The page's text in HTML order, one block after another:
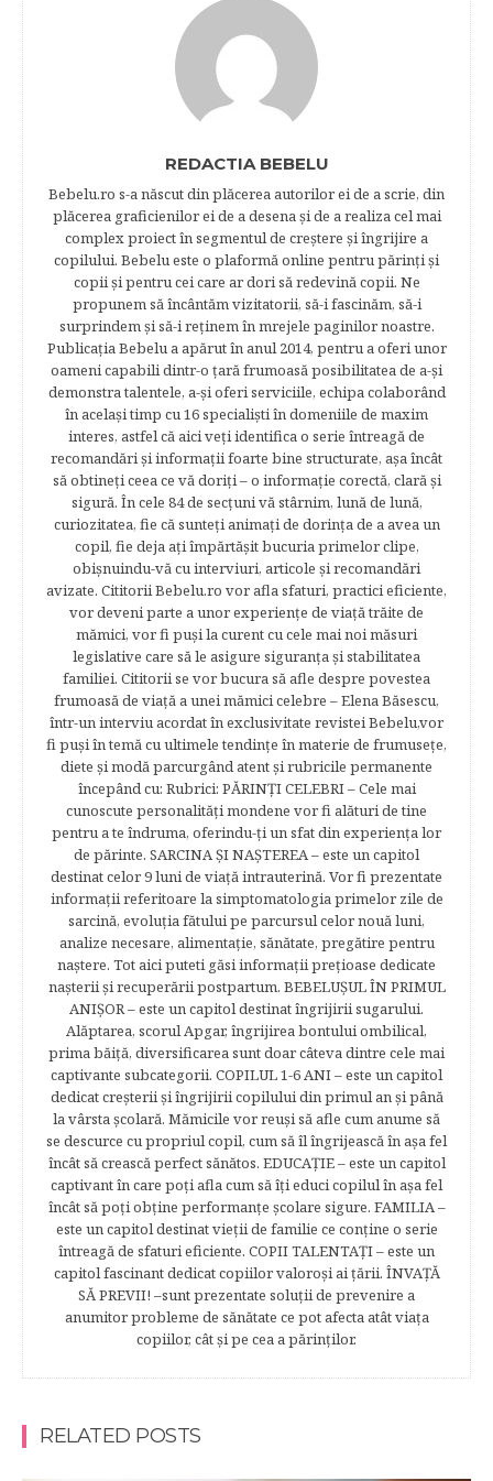
REDACTIA BEBELU
Bebelu.ro s-a născut din plăcerea autorilor ei de a scrie, din
plăcerea graficienilor ei de a desena şi de a realiza cel mai
complex proiect în segmentul de creştere şi îngrijire a
copilului. Bebelu este o plaformă online pentru părinţi şi
copii şi pentru cei care ar dori să redevină copii. Ne
propunem să încântăm vizitatorii, să-i fascinăm, să-i
surprindem şi să-i reţinem în mrejele paginilor noastre.​
Publicația Bebelu a apărut în anul 2014, pentru a oferi unor
oameni capabili dintr-o ţară frumoasă posibilitatea de a-şi
demonstra talentele, a-şi oferi serviciile, echipa colaborând
în acelaşi timp cu 16 specialişti în domeniile de maxim
interes, astfel că aici veţi identifica o serie întreagă de
recomandări şi informaţii foarte bine structurate, aşa încât
să obtineţi ceea ce vă doriţi – o informaţie corectă, clară şi
sigură. În cele 84 de secțuni vă stârnim, lună de lună,
curiozitatea, fie că sunteţi animaţi de dorinţa de a avea un
copil, fie deja aţi împărtăşit bucuria primelor clipe,
obişnuindu-vă cu interviuri, articole şi recomandări
avizate. Cititorii Bebelu.ro vor afla sfaturi, practici eficiente,
vor deveni parte a unor experienţe de viaţă trăite de
mămici, vor fi puşi la curent cu cele mai noi măsuri
legislative care să le asigure siguranţa şi stabilitatea
familiei. Cititorii se vor bucura să afle despre povestea
frumoasă de viață a unei mămici celebre – Elena Băsescu,
într-un interviu acordat în exclusivitate revistei Bebelu,vor
fi puşi în temă cu ultimele tendinţe în materie de frumuseţe,
diete şi modă parcurgând atent şi rubricile permanente
începând cu: Rubrici: PĂRINŢI CELEBRI – Cele mai
cunoscute personalităţi mondene vor fi alături de tine
pentru a te îndruma, oferindu-ţi un sfat din experienţa lor
de părinte. SARCINA ŞI NAŞTEREA – este un capitol
destinat celor 9 luni de viaţă intrauterină. Vor fi prezentate
informaţii referitoare la simptomatologia primelor zile de
sarcină, evoluţia fătului pe parcursul celor nouă luni,
analize necesare, alimentaţie, sănătate, pregătire pentru
naştere. Tot aici puteti găsi informaţii preţioase dedicate
naşterii şi recuperării postpartum. BEBELUŞUL ÎN PRIMUL
ANIŞOR – este un capitol destinat îngrijirii sugarului.
Alăptarea, scorul Apgar, îngrijirea bontului ombilical,
prima băiţă, diversificarea sunt doar câteva dintre cele mai
captivante subcategorii. COPILUL 1-6 ANI – este un capitol
dedicat creşterii şi îngrijirii copilului din primul an şi până
la vârsta şcolară. Mămicile vor reuşi să afle cum anume să
se descurce cu propriul copil, cum să îl îngrijească în aşa fel
încât să crească perfect sănătos. EDUCAŢIE – este un capitol
captivant în care poţi afla cum să îţi educi copilul în aşa fel
încât să poţi obţine performanţe şcolare sigure. FAMILIA –
este un capitol destinat vieţii de familie ce conţine o serie
întreagă de sfaturi eficiente. COPII TALENTAŢI – este un
capitol fascinant dedicat copiilor valoroși ai țării. ÎNVAŢĂ
SĂ PREVII! –sunt prezentate soluţii de prevenire a
anumitor probleme de sănătate ce pot afecta atât viaţa
copiilor, cât şi pe cea a părinţilor.
RELATED POSTS